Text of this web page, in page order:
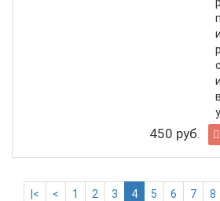
450 руб.
|< < 1 2 3 4 5 6 7 8